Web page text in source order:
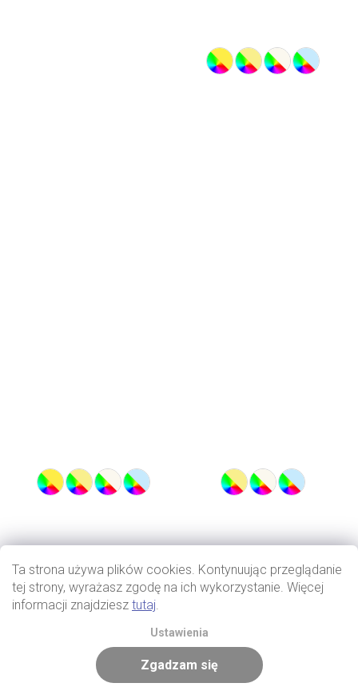
Ta strona używa plików cookies. Kontynuując przeglądanie
tej strony, wyrażasz zgodę na ich wykorzystanie. Więcej
informacji znajdziesz tutaj.
Ustawienia
Zgadzam się